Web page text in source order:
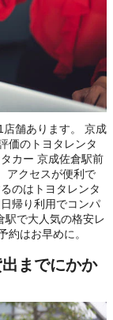
舗あります。 京成
価のトヨタレンタ
カー 京成佐倉駅前
アクセスが便利で
のはトヨタレンタ
帰り利用でコンパ
駅で大人気の格安レ
約はお早めに。
までにかか